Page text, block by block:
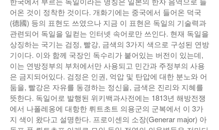
어온 것이 정착한 것이다. 개화기에는 중국에서 들어온 덕국
(德國) 등의 표현도 쓰였으나 지금 이 표현은 독일의 기술력과
관련되어 독일을 일컫는 인터넷 속어로만 쓰인다. 현재 독일을
상징하는 국기는 검정, 빨강, 금색의 3가지 색으로 구성된 연방
기이다. 이와 함께 국장인 독수리가 붙어있는 버전이 있는데,
이는 연방정부의 부처에서만 사용되고 민간과 주정부의 사용
은 금지되어있다. 검정은 인권, 억압 및 탄압에 대한 분노와 어
둠을, 빨강은 자유를 동경하는 정신을, 금색은 진리와 지혜를
뜻한다. 독일어로 발행된 위키백과사전에는 1813년 해방전쟁
에서 나폴레옹에 대항한 뤼트초트 의용군의 군복에서 이 3가
지 색이 왔다고 설명한다. 프로이센의 소장(Generar major) 아